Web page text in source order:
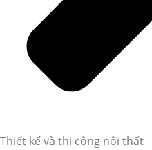
Thiết kế và thi công nội thất